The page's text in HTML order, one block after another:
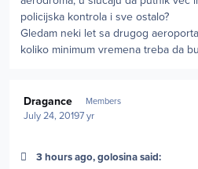
policijska kontrola i sve ostalo?
Gledam neki let sa drugog
koliko minimum vremena treba da
Dragance Members
July 24, 20197 yr
3 hours ago, golosina said: